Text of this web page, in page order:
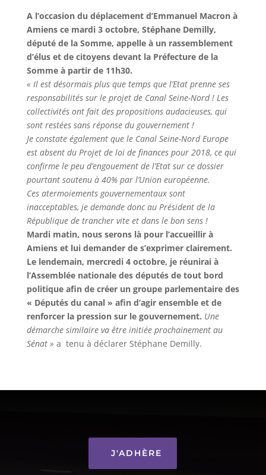
A l’occasion du déplacement d’Emmanuel Macron à
Amiens ce mardi 3 octobre, Stéphane Demilly,
député de la Somme, appelle à un rassemblement
d’élus et de citoyens devant la Préfecture de la
Somme à partir de 11h30.
« Il est désormais plus que temps que l’Etat prenne ses
responsabilités sur le projet de Canal Seine-Nord ! Les
collectivités ont fait des propositions audacieuses, qui
sont restées sans réponse du gouvernement !
Je constate également que le Canal Seine-Nord Europe
est absent du Projet de loi de finances pour 2018, ce qui
confirme le peu d’engouement de l’Etat sur ce dossier
pourtant soutenu à 40% par l’Union européenne.
Ces atermoiements gouvernementaux sont
inacceptables, je demande donc au Président de la
République de trancher vite et dans le bon sens !
Mardi matin, nous serons là pour l’accueillir à
Amiens et lui demander de s’exprimer clairement.
Le lendemain, mercredi 4 octobre, je réunirai à
l’Assemblée nationale des députés de tout bord
politique afin de créer un groupe parlementaire des
« Députés du canal » afin d’agir ensemble et de
renforcer la pression sur le gouvernement. Une
démarche similaire va être initiée prochainement au
Sénat » a tenu à déclarer Stéphane Demilly.
J'ADHÈRE